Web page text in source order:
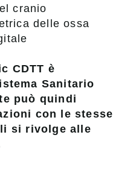
cranio
delle ossa
CDTT è
Sanitario
può quindi
con le stesse
si rivolge alle